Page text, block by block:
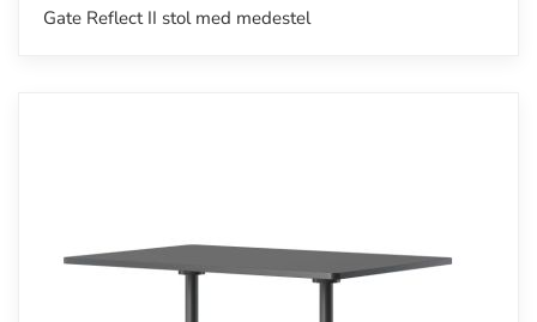
Gate Reflect II stol med medestel